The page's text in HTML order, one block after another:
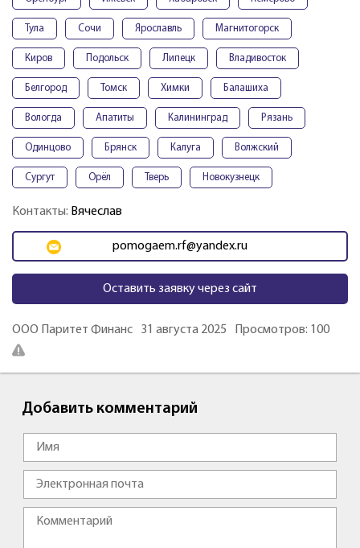
Тула Сочи Ярославль Магнитогорск
Киров Подольск Липецк Владивосток
Белгород Томск Химки Балашиха
Вологда Апатиты Калининград Рязань
Одинцово Брянск Калуга Волжский
Сургут Орёл Тверь Новокузнецк
Контакты: Вячеслав
pomogaem.rf@yandex.ru
Оставить заявку через сайт
ООО Паритет Финанс 31 августа 2025 Просмотров: 100
Добавить комментарий